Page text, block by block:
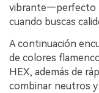
vibrante—perfecto
cuando buscas
A continuación
de colores
HEX, además de
combinar neutros